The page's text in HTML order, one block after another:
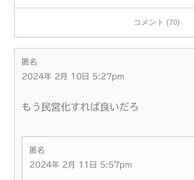
コメント (70)
匿名
2024年 2月 10日 5:27pm
もう民営化すれば良いだろ
匿名
2024年 2月 11日 5:57pm